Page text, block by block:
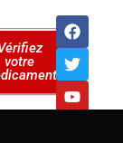
votre